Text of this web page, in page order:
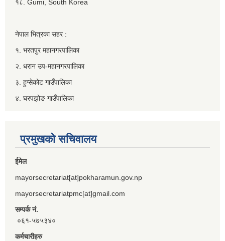
१८. Gumi, South Korea
नेपाल भित्रका सहर :
१. भरतपुर महानगरपालिका
२. धरान उप-महानगरपालिका
३. हुप्सेकोट गाउँपालिका
४. घरपझोङ गाउँपालिका
प्रमुखको सचिवालय
ईमेल
mayorsecretariat[at]pokharamun.gov.np
mayorsecretariatpmc[at]gmail.com
सम्पर्क नं.
०६१-५७५३४०
कर्मचारीहरु